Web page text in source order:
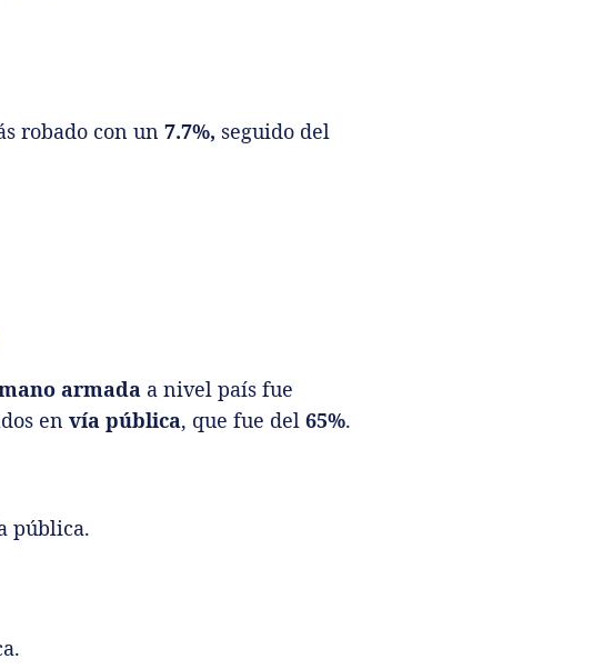
robado con un 7.7%, seguido del
armada a nivel país fue
en vía pública, que fue del 65%.
pública.